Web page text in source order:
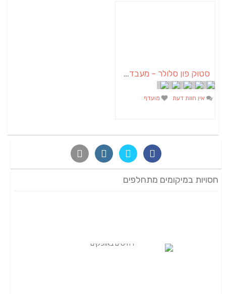
סטוק פון סלולר – מעבדת סלולר באופקים
אין חוות דעת מועדף
חסויות במיקומים מתחלפים